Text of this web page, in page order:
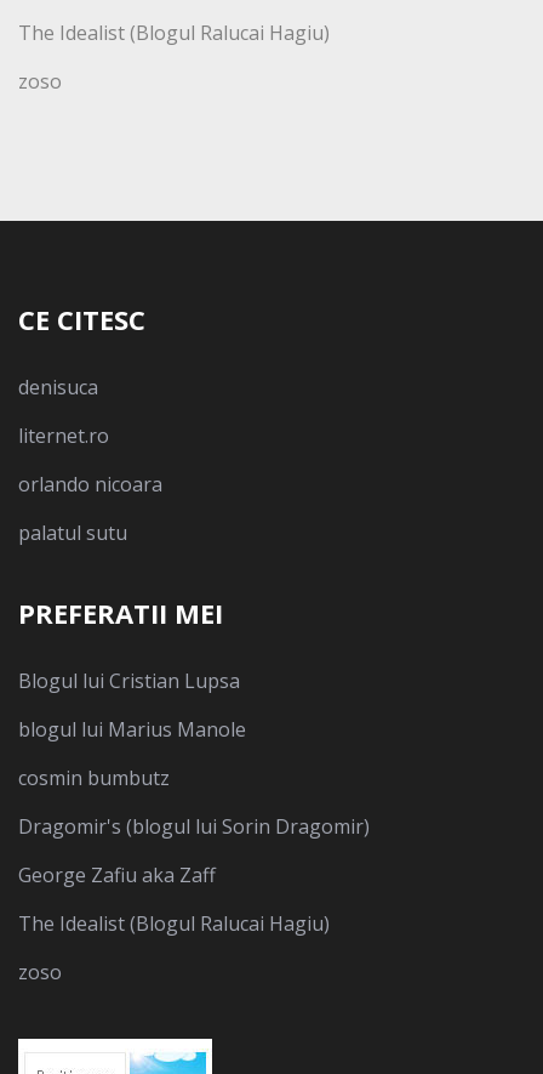
The Idealist (Blogul Ralucai Hagiu)
zoso
CE CITESC
denisuca
liternet.ro
orlando nicoara
palatul sutu
PREFERATII MEI
Blogul lui Cristian Lupsa
blogul lui Marius Manole
cosmin bumbutz
Dragomir's (blogul lui Sorin Dragomir)
George Zafiu aka Zaff
The Idealist (Blogul Ralucai Hagiu)
zoso